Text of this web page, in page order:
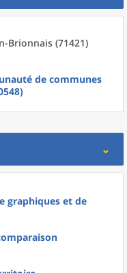
Brionnais (71421)
de communes
graphiques et de